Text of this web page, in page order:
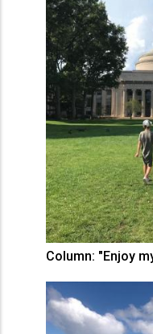
Column: "Enjoy